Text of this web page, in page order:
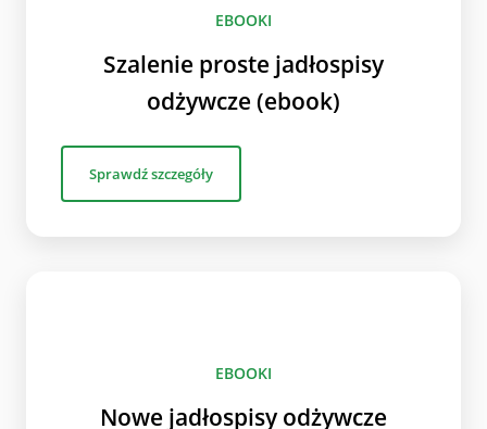
EBOOKI
Szalenie proste jadłospisy
odżywcze (ebook)
Sprawdź szczegóły
EBOOKI
Nowe jadłospisy odżywcze